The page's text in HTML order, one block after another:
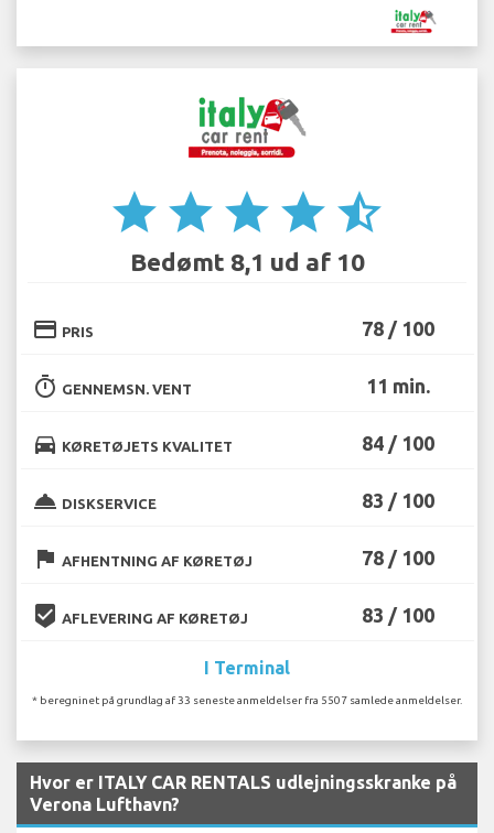
star star star star star_half
Bedømt 8,1 ud af 10
credit_card PRIS 78 / 100
timer GENNEMSN. VENT 11 min.
directions_car KØRETØJETS KVALITET 84 / 100
room_service DISKSERVICE 83 / 100
flag AFHENTNING AF KØRETØJ 78 / 100
beenhere AFLEVERING AF KØRETØJ 83 / 100
I Terminal
* beregninet på grundlag af 33 seneste anmeldelser fra 5507 samlede anmeldelser.
Hvor er ITALY CAR RENTALS udlejningsskranke på
Verona Lufthavn?